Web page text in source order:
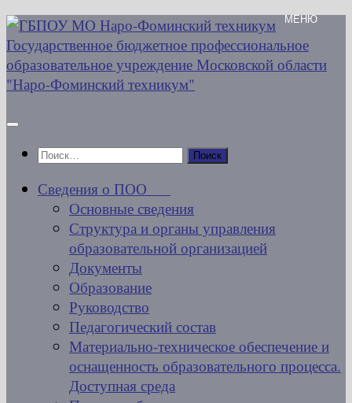
Перейти
к
содержимому
Найти:
Сведения о ПОО
Основные сведения
Структура и органы управления
образовательной организацией
Документы
Образование
Руководство
Педагогический состав
Материально-техническое обеспечение и
оснащенность образовательного процесса.
Доступная среда